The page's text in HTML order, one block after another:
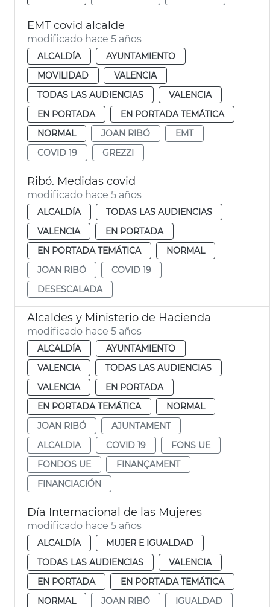
EMT covid alcalde
modificado hace 5 años
ALCALDÍA
AYUNTAMIENTO
MOVILIDAD
VALENCIA
TODAS LAS AUDIENCIAS
VALENCIA
EN PORTADA
EN PORTADA TEMÁTICA
NORMAL
JOAN RIBÓ
EMT
COVID 19
GREZZI
Ribó. Medidas covid
modificado hace 5 años
ALCALDÍA
TODAS LAS AUDIENCIAS
VALENCIA
EN PORTADA
EN PORTADA TEMÁTICA
NORMAL
JOAN RIBÓ
COVID 19
DESESCALADA
Alcaldes y Ministerio de Hacienda
modificado hace 5 años
ALCALDÍA
AYUNTAMIENTO
VALENCIA
TODAS LAS AUDIENCIAS
VALENCIA
EN PORTADA
EN PORTADA TEMÁTICA
NORMAL
JOAN RIBÓ
AJUNTAMENT
ALCALDIA
COVID 19
FONS UE
FONDOS UE
FINANÇAMENT
FINANCIACIÓN
Día Internacional de las Mujeres
modificado hace 5 años
ALCALDÍA
MUJER E IGUALDAD
TODAS LAS AUDIENCIAS
VALENCIA
EN PORTADA
EN PORTADA TEMÁTICA
NORMAL
JOAN RIBÓ
IGUALDAD